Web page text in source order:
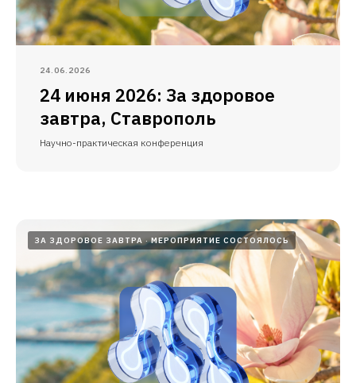
24.06.2026
24 июня 2026: За здоровое
завтра, Ставрополь
Научно-практическая конференция
ЗА ЗДОРОВОЕ ЗАВТРА МЕРОПРИЯТИЕ СОСТОЯЛОСЬ